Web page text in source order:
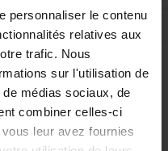
personnaliser le contenu
relatives aux
trafic. Nous
sur l'utilisation de
médias sociaux, de
combiner celles-ci
leur avez fournies
de votre expérience
DE PIC.
à tout
denid de guêpeset de